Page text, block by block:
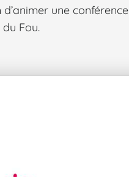
une conférence
Fou.